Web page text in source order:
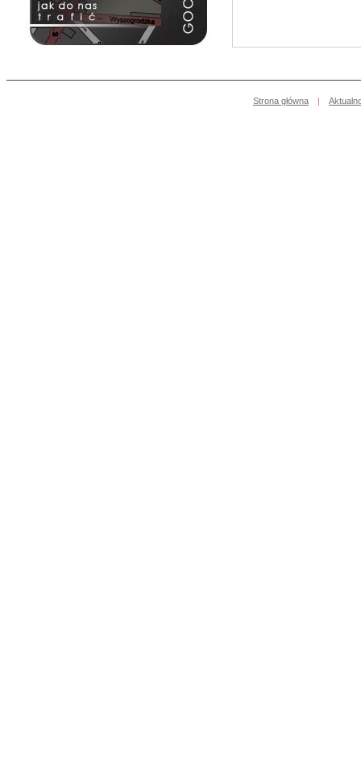
Strona główna |